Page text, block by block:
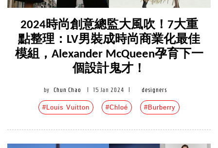
2024時尚創意總監大風吹！7大重
點整理：LV男裝成時尚商業化最佳
模組，Alexander McQueen孕育下一
個設計鬼才！
by Chun Chao 15 Jan 2024 designers
#Louis Vuitton #Chloé #Burberry